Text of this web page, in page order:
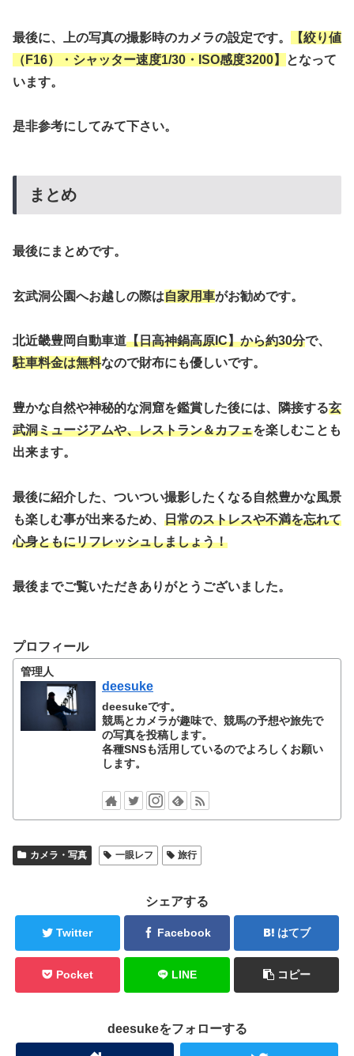
最後に、上の写真の撮影時のカメラの設定です。
【絞り値
（F16）・シャッター速度1/30・ISO感度3200】
となって
います。
是非参考にしてみて下さい。
まとめ
最後にまとめです。
玄武洞公園へお越しの際は自家用車がお勧めです。
北近畿豊岡自動車道【日高神鍋高原IC】から約30分で、
駐車料金は無料なので財布にも優しいです。
豊かな自然や神秘的な洞窟を鑑賞した後には、隣接する玄
武洞ミュージアムや、レストラン＆カフェを楽しむことも
出来ます。
最後に紹介した、ついつい撮影したくなる自然豊かな風景
も楽しむ事が出来るため、 日常のストレスや不満を忘れて
心身ともにリフレッシュしましょう！
最後までご覧いただきありがとうございました。
プロフィール
管理人
deesuke
deesukeです。
競馬とカメラが趣味で、競馬の予想や旅先で
の写真を投稿します。
各種SNSも活用しているのでよろしくお願い
します。
カメラ・写真 一眼レフ 旅行
シェアする
Twitter Facebook はてブ
Pocket LINE コピー
deesukeをフォローする